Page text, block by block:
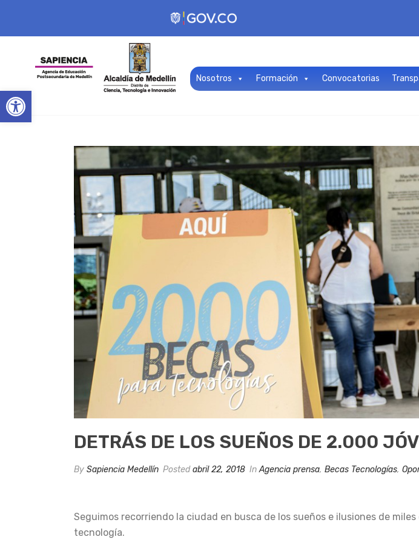
Open toolbar
Nosotros Formación Convocatorias
DETRÁS DE LOS SUEÑOS DE 2.000
By Sapiencia Medellín Postedabril 22, 2018 InAgencia prensa, Becas Tecnologías,
Seguimos recorriendo la ciudad en busca de los sueños e ilusiones de
tecnología.